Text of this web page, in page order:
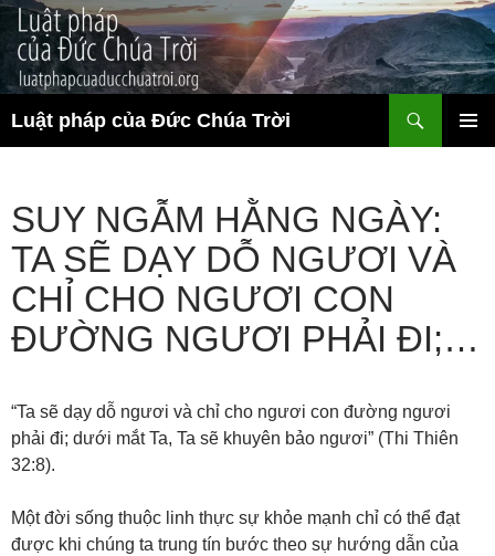
Chuyển
đến
nội
dung
Luật pháp của Đức Chúa Trời
kiếm
SUY NGẪM HẰNG NGÀY:
TA SẼ DẠY DỖ NGƯƠI VÀ
CHỈ CHO NGƯƠI CON
ĐƯỜNG NGƯƠI PHẢI ĐI;…
“Ta sẽ dạy dỗ ngươi và chỉ cho ngươi con đường ngươi
phải đi; dưới mắt Ta, Ta sẽ khuyên bảo ngươi” (Thi Thiên
32:8).
Một đời sống thuộc linh thực sự khỏe mạnh chỉ có thể đạt
được khi chúng ta trung tín bước theo sự hướng dẫn của